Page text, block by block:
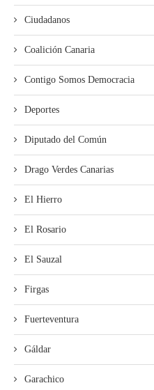
Ciudadanos
Coalición Canaria
Contigo Somos Democracia
Deportes
Diputado del Común
Drago Verdes Canarias
El Hierro
El Rosario
El Sauzal
Firgas
Fuerteventura
Gáldar
Garachico